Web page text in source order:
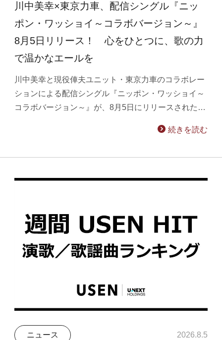
川中美幸×東京力車、配信シングル『ニッ
ポン・ワッショイ～コラボバージョン～』
8月5日リリース！ 心をひとつに、歌の力
で温かなエールを
川中美幸と現役俥夫ユニット・東京力車のコラボレー
ションによる配信シングル『ニッポン・ワッショイ～
コラボバージョン～』が、8月5日にリリースされた…
続きを読む
ニュース 2026.8.5